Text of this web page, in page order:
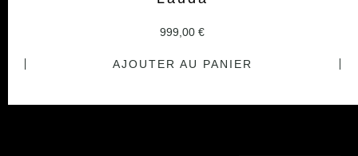
999,00€
AJOUTER AU PANIER